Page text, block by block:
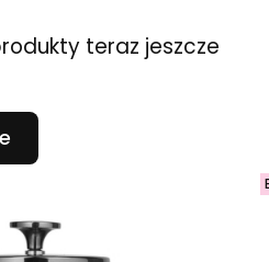
teraz jeszcze